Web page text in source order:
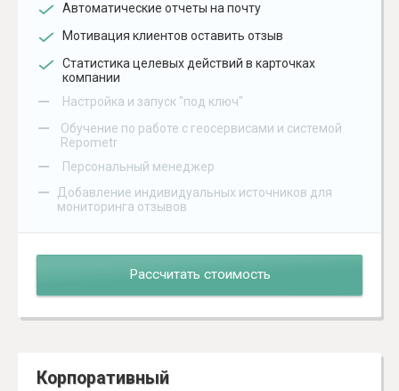
Автоматические отчеты на почту
Мотивация клиентов оставить отзыв
Статистика целевых действий в карточках
компании
– Настройка и запуск "под ключ"
–
Обучение по работе с геосервисами и системой
Repometr
– Персональный менеджер
–
Добавление индивидуальных источников для
мониторинга отзывов
Рассчитать стоимость
Корпоративный